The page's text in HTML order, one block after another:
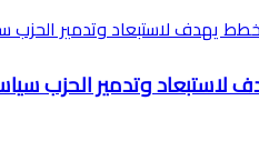
وتدمير الحزب